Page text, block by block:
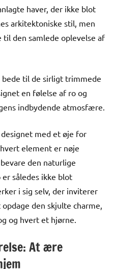
haver, der ikke blot
arkitektoniske stil, men
den samlede oplevelse af
til de sirligt trimmede
en følelse af ro og
indbydende atmosfære.
med et øje for
element er nøje
den naturlige
således ikke blot
i sig selv, der inviterer
den skjulte charme,
og hvert et hjørne.
At ære